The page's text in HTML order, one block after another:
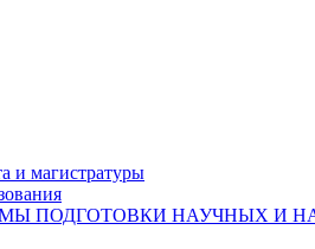
и магистратуры
ПОДГОТОВКИ НАУЧНЫХ И